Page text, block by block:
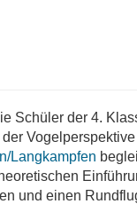
Schüler der 4.
Langkampfen
und einen